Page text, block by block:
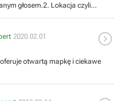
głosem.2. Lokacja czyli
że są przynajmniej różne
przy wykonywaniu raczej
2020.02.01 
otwartą mapkę i ciekawe